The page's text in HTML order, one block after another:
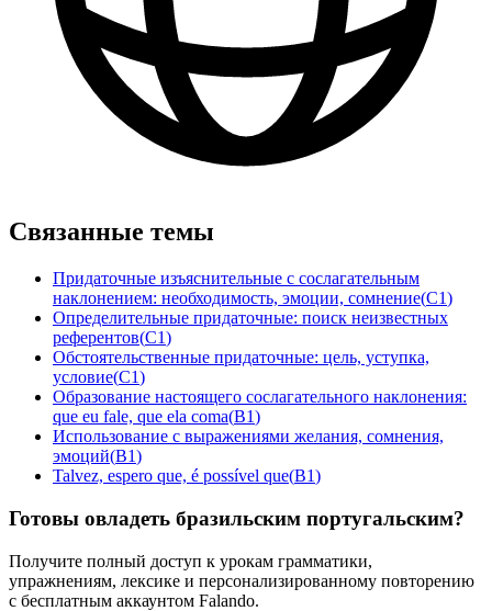
Связанные темы
Придаточные изъяснительные с сослагательным
наклонением: необходимость, эмоции, сомнение(C1)
Определительные придаточные: поиск неизвестных
референтов(C1)
Обстоятельственные придаточные: цель, уступка,
условие(C1)
Образование настоящего сослагательного наклонения:
que eu fale, que ela coma(B1)
Использование с выражениями желания, сомнения,
эмоций(B1)
Talvez, espero que, é possível que(B1)
Готовы овладеть бразильским португальским?
Получите полный доступ к урокам грамматики,
упражнениям, лексике и персонализированному повторению
с бесплатным аккаунтом Falando.